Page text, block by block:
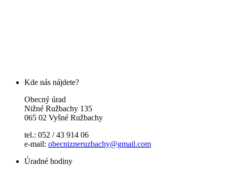
Kde nás nájdete?
Obecný úrad
Nižné Ružbachy 135
065 02 Vyšné Ružbachy
tel.: 052 / 43 914 06
e-mail: obecnizneruzbachy@gmail.com
Úradné hodiny